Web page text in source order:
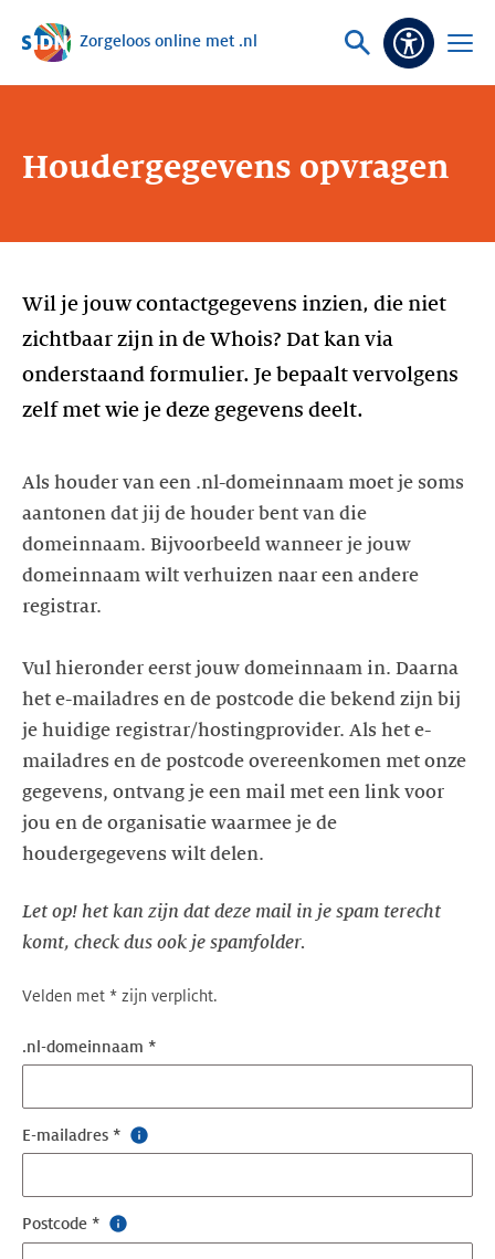
Sla navigatie over
Zorgeloos online met .nl
Vraag
Open
Houdergegevens opvragen
Wil je jouw contactgegevens inzien, die niet
zichtbaar zijn in de Whois? Dat kan via
onderstaand formulier. Je bepaalt vervolgens
zelf met wie je deze gegevens deelt.
Als houder van een .nl-domeinnaam moet je soms
aantonen dat jij de houder bent van die
domeinnaam. Bijvoorbeeld wanneer je jouw
domeinnaam wilt verhuizen naar een andere
registrar.
Vul hieronder eerst jouw domeinnaam in. Daarna
het e-mailadres en de postcode die bekend zijn bij
je huidige registrar/hostingprovider. Als het e-
mailadres en de postcode overeenkomen met onze
gegevens, ontvang je een mail met een link voor
jou en de organisatie waarmee je de
houdergegevens wilt delen.
Let op! het kan zijn dat deze mail in je spam terecht
komt, check dus ook je spamfolder.
Velden met * zijn verplicht.
.nl-domeinnaam *
E-mailadres *
Postcode *